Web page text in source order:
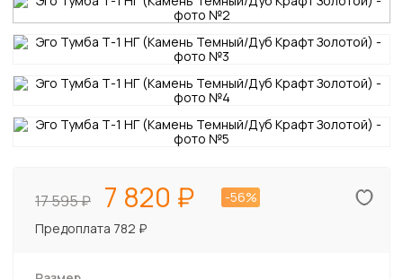
17 595 7 820
-56%
Предоплата 782 ₽